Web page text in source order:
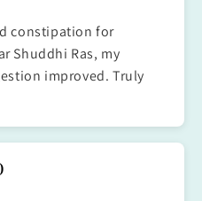
constipation for
Shuddhi Ras, my
improved. Truly